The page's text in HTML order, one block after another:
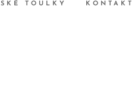
TOULKY KONTAKT